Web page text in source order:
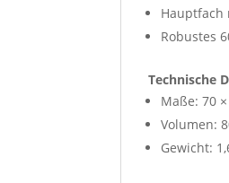
Hauptfach
Robustes
Technische
Maße: 70
Volumen:
Gewicht: